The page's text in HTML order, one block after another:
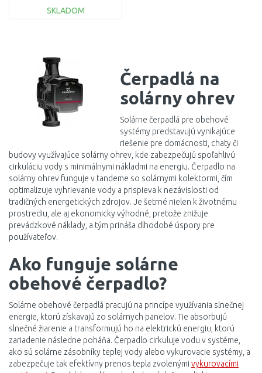
SKLADOM
Porovnať
Čerpadlá na
solárny ohrev
Solárne čerpadlá pre obehové
systémy predstavujú vynikajúce
riešenie pre domácnosti, chaty či
budovy využívajúce solárny ohrev, kde zabezpečujú spoľahlivú
cirkuláciu vody s minimálnymi nákladmi na energiu. Čerpadlo na
solárny ohrev funguje v tandeme so solárnymi kolektormi, čím
optimalizuje vyhrievanie vody a prispieva k nezávislosti od
tradičných energetických zdrojov. Je šetrné nielen k životnému
prostrediu, ale aj ekonomicky výhodné, pretože znižuje
prevádzkové náklady, a tým prináša dlhodobé úspory pre
používateľov.
Ako funguje solárne
obehové čerpadlo?
Solárne obehové čerpadlá pracujú na princípe využívania slnečnej
energie, ktorú získavajú zo solárnych panelov. Tie absorbujú
slnečné žiarenie a transformujú ho na elektrickú energiu, ktorú
zariadenie následne poháňa. Čerpadlo cirkuluje vodu v systéme,
ako sú solárne zásobníky teplej vody alebo vykurovacie systémy, a
zabezpečuje tak efektívny prenos tepla zvolenými vykurovacími